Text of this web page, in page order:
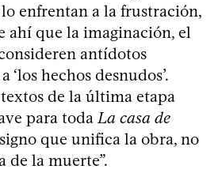
enfrentan a la frustración,
ahí que la imaginación, el
antídotos
‘los hechos desnudos’.
de la última etapa
para toda La casa de
que unifica la obra, no
de la muerte”.